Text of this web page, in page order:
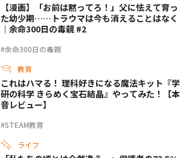
#余命300日の毒親
【漫画】「お前は黙ってろ！」父に怯えて育っ
た幼少期……トラウマは今も消えることはなく
｜余命300日の毒親 #2
教育
#STEAM教育
これはハマる！ 理科好きになる魔法キット『学
研の科学 きらめく宝石結晶』やってみた！【本
音レビュー】
ライフ